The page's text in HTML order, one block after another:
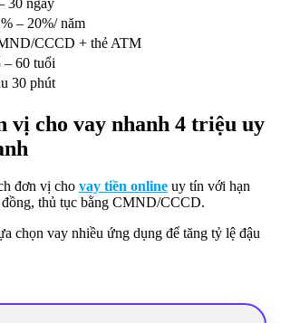
– 20%/ năm
CCCD + thẻ ATM
– 60 tuổi
30 phút
vị cho vay nhanh 4 triệu uy
đơn vị cho vay tiền online uy tín với hạn
thủ tục bằng CMND/CCCD.
chọn vay nhiều ứng dụng để tăng tỷ lệ đậu